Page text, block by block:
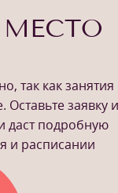
МЕСТО
так как занятия
заявку и
даст подробную
и расписании